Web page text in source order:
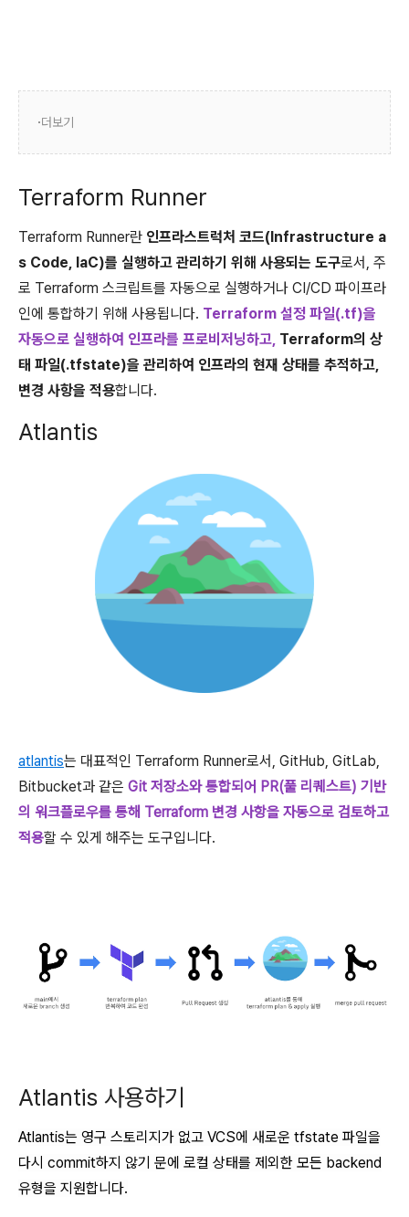
더보기
Terraform Runner
Terraform Runner란 인프라스트럭처 코드(Infrastructure a
s Code, IaC)를 실행하고 관리하기 위해 사용되는 도구로서, 주
로 Terraform 스크립트를 자동으로 실행하거나 CI/CD 파이프라
인에 통합하기 위해 사용됩니다. Terraform 설정 파일(.tf)을
자동으로 실행하여 인프라를 프로비저닝하고, Terraform의 상
태 파일(.tfstate)을 관리하여 인프라의 현재 상태를 추적하고,
변경 사항을 적용합니다.
Atlantis
atlantis는 대표적인 Terraform Runner로서, GitHub, GitLab,
Bitbucket과 같은 Git 저장소와 통합되어 PR(풀 리퀘스트) 기반
의 워크플로우를 통해 Terraform 변경 사항을 자동으로 검토하고
적용할 수 있게 해주는 도구입니다.
Atlantis 사용하기
Atlantis는 영구 스토리지가 없고 VCS에 새로운 tfstate 파일을
다시 commit하지 않기 문에 로컬 상태를 제외한 모든 backend
유형을 지원합니다.